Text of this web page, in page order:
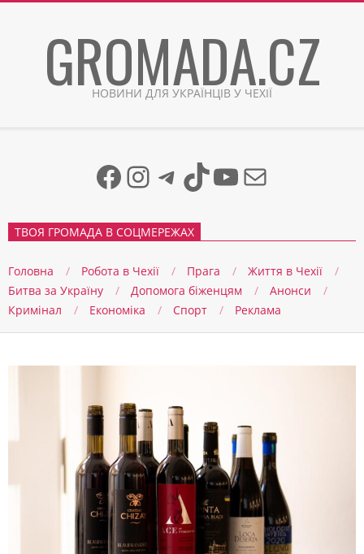
GROMADA.CZ
НОВИНИ ДЛЯ УКРАЇНЦІВ У ЧЕХІЇ
Facebook
Instagram
Telegram
TikTok
YouTube
Mail
ТВОЯ ГРОМАДА В СОЦМЕРЕЖАХ
Головна Робота в Чехії Прага
Життя в Чеxії
Битва за Україну
Допомога біженцям
Анонси
Кримінал
Економіка Спорт Реклама